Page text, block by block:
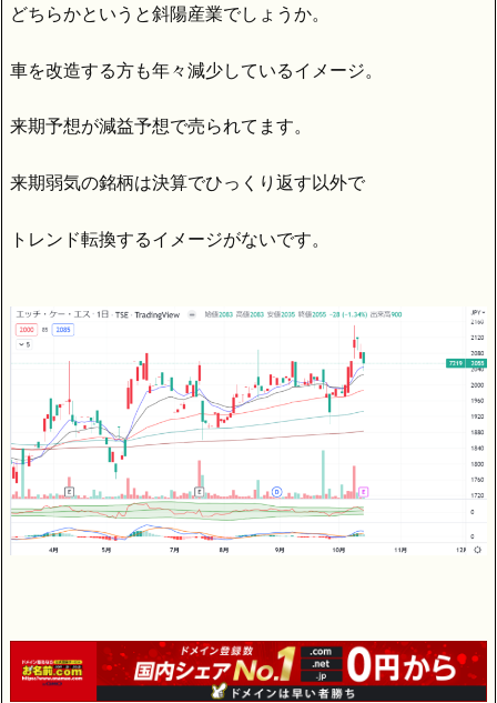
どちらかというと斜陽産業でしょうか。
車を改造する方も年々減少しているイメージ。
来期予想が減益予想で売られてます。
来期弱気の銘柄は決算でひっくり返す以外で
トレンド転換するイメージがないです。